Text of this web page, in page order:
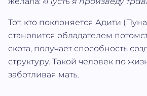
Тот, кто поклоняется Адити
становится обладателем
скота, получает способность
структуру. Такой человек по
заботливая мать.